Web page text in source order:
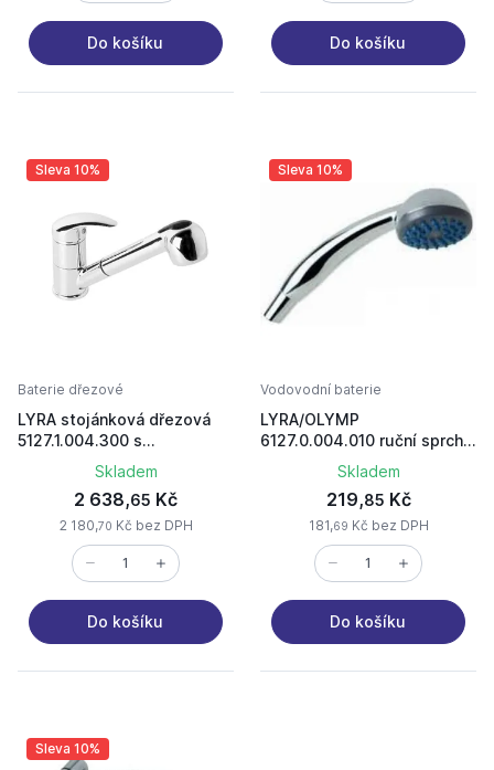
Do košíku Do košíku
Sleva 10%
Baterie dřezové
LYRA stojánková dřezová
5127.1.004.300 s
vytah.sprchou chrom
Skladem
2 638,65 Kč
2 180,70 Kč bez DPH
Do košíku
Sleva 10%
Vodovodní baterie
LYRA/OLYMP
6127.0.004.010 ruční sprcha
1 funkce chrom
Skladem
219,85 Kč
181,69 Kč bez DPH
Do košíku
Sleva 10%